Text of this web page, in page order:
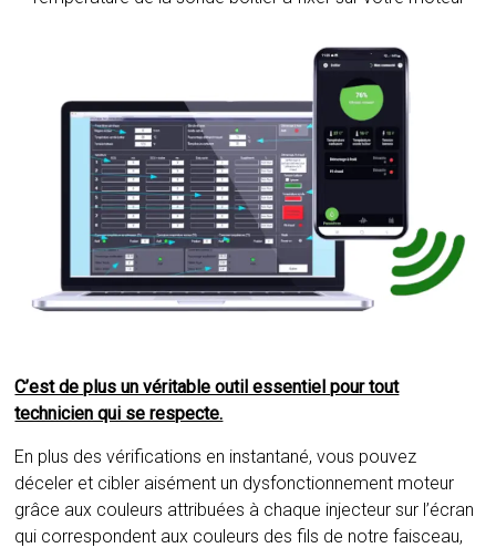
C’est de plus un véritable outil essentiel pour tout
technicien qui se respecte.
En plus des vérifications en instantané, vous pouvez
déceler et cibler aisément un dysfonctionnement moteur
grâce aux couleurs attribuées à chaque injecteur sur l’écran
qui correspondent aux couleurs des fils de notre faisceau,